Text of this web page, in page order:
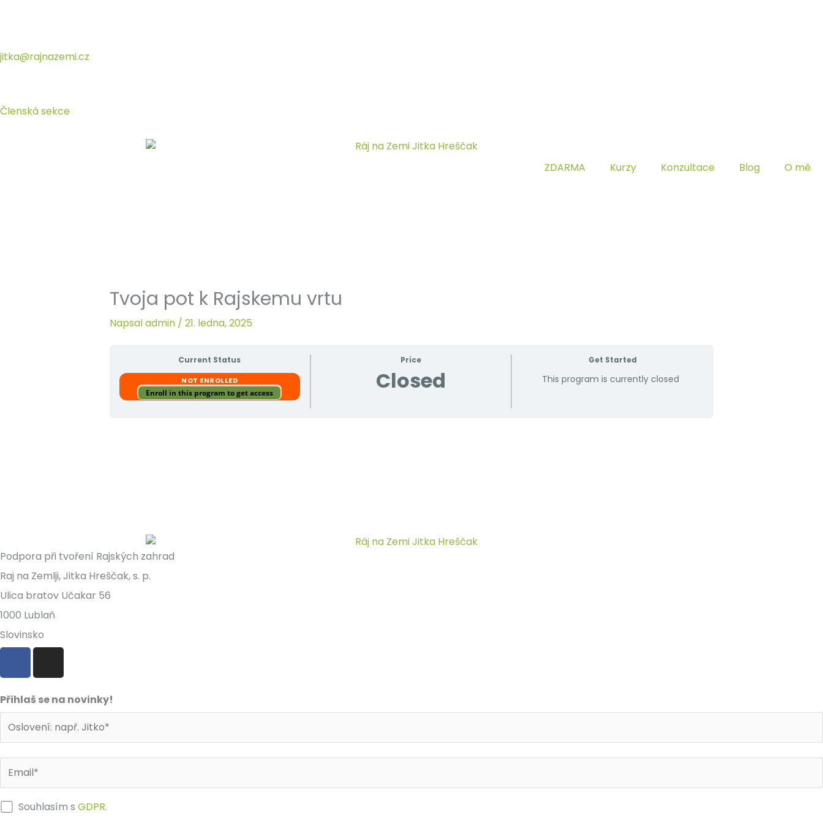
jitka@rajnazemi.cz
Členská sekce
ZDARMA Kurzy Konzultace Blog O mě
Tvoja pot k Rajskemu vrtu
Napsaladmin / 21. ledna, 2025
Current Status
NOT ENROLLED
Enroll in this program to get access
Price
Closed
Get Started
This program is currently closed
Podpora při tvoření Rajských zahrad
Raj na Zemlji, Jitka Hreščak, s. p.
Ulica bratov Učakar 56
1000 Lublaň
Slovinsko
F
c
e
b
o
o
k
I
s
t
a
g
r
a
Přihlaš se na novinky!
Souhlasím sGDPR.